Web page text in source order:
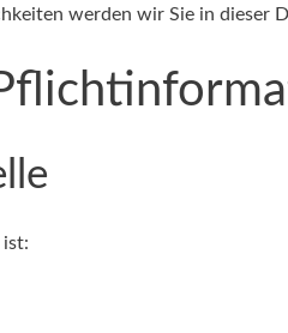
werden wir Sie in dieser